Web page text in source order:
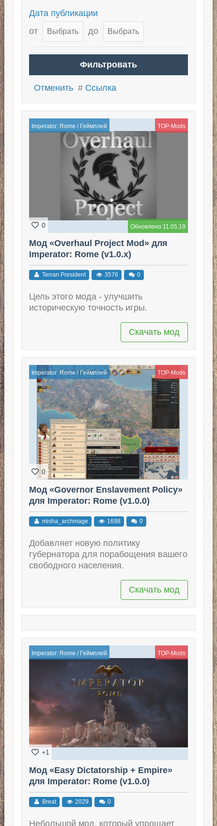
Дата публикации
от
до
Отменить # Ссылка
Imperator: Rome / Геймплей TOP-Mods
Обновлено 11.05.19
0
Мод «Overhaul Project Mod» для
Imperator: Rome (v1.0.x)
Terran President 3576 0
Цель этого мода - улучшить
историческую точность игры.
Скачать мод
Imperator: Rome / Геймплей TOP-Mods
0
Мод «Governor Enslavement Policy»
для Imperator: Rome (v1.0.0)
misha_archmage 1698 0
Добавляет новую политику
губернатора для порабощения вашего
свободного населения.
Скачать мод
Imperator: Rome / Геймплей TOP-Mods
+1
Мод «Easy Dictatorship + Empire»
для Imperator: Rome (v1.0.0)
Breat 2029 0
Небольшой мод, который упрощает